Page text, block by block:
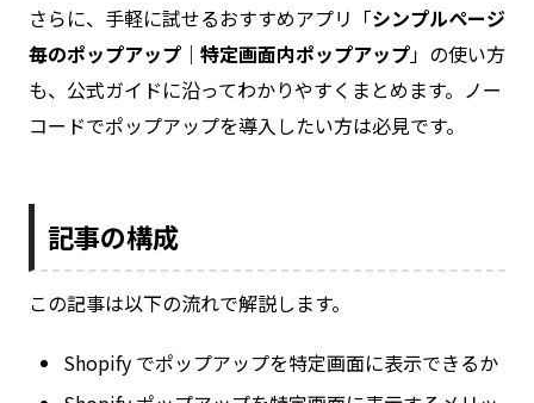
さらに、手軽に試せるおすすめアプリ「シンプルページ
毎のポップアップ｜特定画面内ポップアップ」の使い方
も、公式ガイドに沿ってわかりやすくまとめます。ノー
コードでポップアップを導入したい方は必見です。
記事の構成
この記事は以下の流れで解説します。
Shopify でポップアップを特定画面に表示できるか